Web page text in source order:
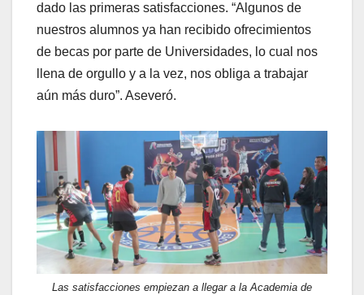
dado las primeras satisfacciones. “Algunos de
nuestros alumnos ya han recibido ofrecimientos
de becas por parte de Universidades, lo cual nos
llena de orgullo y a la vez, nos obliga a trabajar
aún más duro”. Aseveró.
Las satisfacciones empiezan a llegar a la Academia de